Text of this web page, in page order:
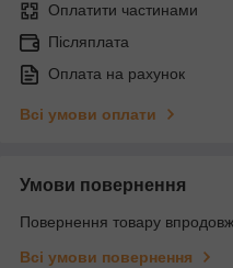
Оплатити частинами
Післяплата
Оплата на рахунок
Всі умови оплати
Умови повернення
Повернення товару
Всі умови повернення